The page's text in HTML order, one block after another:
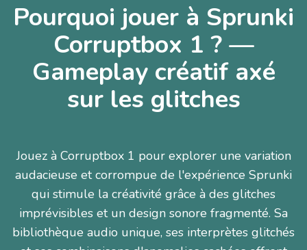
Pourquoi jouer à Sprunki
Corruptbox 1 ? —
Gameplay créatif axé
sur les glitches
Jouez à Corruptbox 1 pour explorer une variation
audacieuse et corrompue de l'expérience Sprunki
qui stimule la créativité grâce à des glitches
imprévisibles et un design sonore fragmenté. Sa
bibliothèque audio unique, ses interprètes glitchés